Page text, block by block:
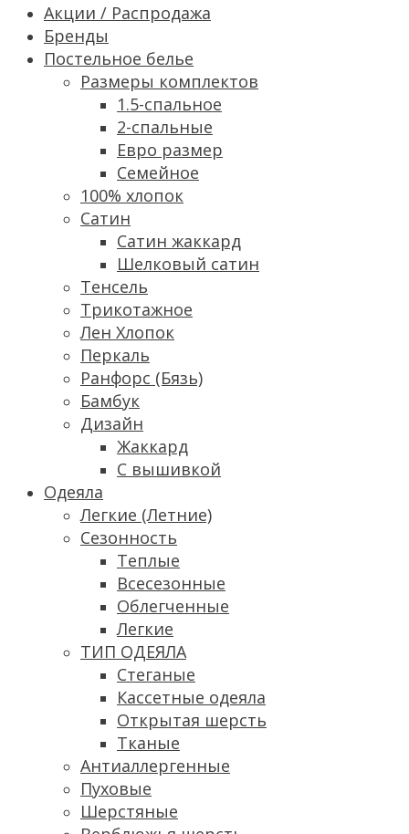
Акции / Распродажа
Бренды
Постельное белье
Размеры комплектов
1.5-спальное
2-спальные
Евро размер
Семейное
100% хлопок
Сатин
Cатин жаккард
Шелковый сатин
Тенсель
Трикотажное
Лен Хлопок
Перкаль
Ранфорс (Бязь)
Бамбук
Дизайн
Жаккард
С вышивкой
Одеяла
Легкие (Летние)
Сезонность
Теплые
Всесезонные
Облегченные
Легкие
ТИП ОДЕЯЛА
Стеганые
Кассетные одеяла
Открытая шерсть
Тканые
Антиаллергенные
Пуховые
Шерстяные